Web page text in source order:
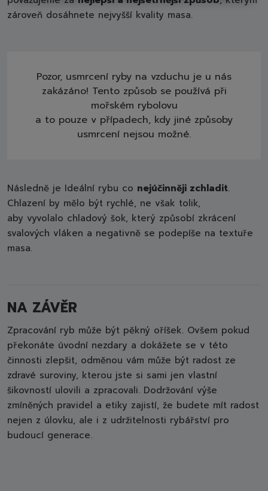
zároveň dosáhnete nejvyšší kvality masa.
Pozor, usmrcení ryby na vzduchu je u nás
zakázáno! Tento způsob se používá při
mořském rybolovu
a to pouze v případech, kdy jiné způsoby
usmrcení nejsou možné.
Následně je Ideální rybu co nejúčinněji zchladit.
Chlazení by mělo být rychlé, ne však tolik,
aby vyvolalo chladový šok, který způsobí zkrácení
svalových vláken a negativně se podepíše na textuře
masa.
NA ZÁVĚR
Zpracování ryb může být pěkný oříšek. Ovšem pokud
překonáte úvodní nezdary a dokážete se v této
činnosti zlepšit, odměnou vám může být radost ze
zdravé suroviny, kterou jste si sami jen vlastní
šikovností ulovili a zpracovali. Dodržování výše
zmíněných pravidel a etiky zajistí, že budete mít radost
nejen z úlovku, ale i z udržitelnosti rybářství pro
budoucí generace.